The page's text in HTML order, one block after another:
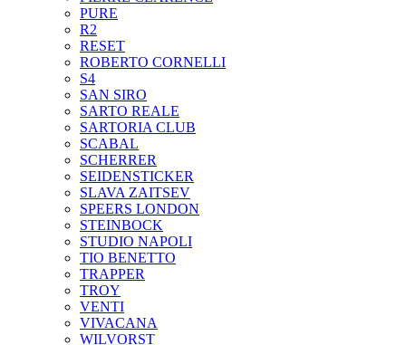
PURE
R2
RESET
ROBERTO CORNELLI
S4
SAN SIRO
SARTO REALE
SARTORIA CLUB
SCABAL
SCHERRER
SEIDENSTICKER
SLAVA ZAITSEV
SPEERS LONDON
STEINBOCK
STUDIO NAPOLI
TIO BENETTO
TRAPPER
TROY
VENTI
VIVACANA
WILVORST